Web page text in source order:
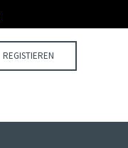
REGISTIEREN